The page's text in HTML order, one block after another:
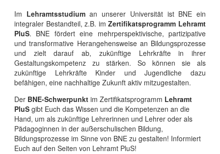
Im Lehramtsstudiuman unserer Universität ist BNE ein
integraler Bestandteil, z.B. imZertifikatsprogramm Lehramt
PluS. BNE fördert eine mehrperspektivische, partizipative
und transformative Herangehensweise an Bildungsprozesse
und zielt darauf ab, zukünftige Lehrkräfte in ihrer
Gestaltungskompetenz zu stärken. So können sie als
zukünftige Lehrkräfte Kinder und Jugendliche dazu
befähigen, eine nachhaltige Zukunft aktiv mitzugestalten.
Der BNE-Schwerpunkt im Zertifikatsprogramm Lehramt
PluS gibt Euch das Wissen und die Kompetenzen an die
Hand, um als zukünftige Lehrerinnen und Lehrer oder als
Pädagoginnen in der außerschulischen Bildung,
Bildungsprozesse im Sinne von BNE zu gestalten! Informiert
Euch auf den Seiten von Lehramt PluS!